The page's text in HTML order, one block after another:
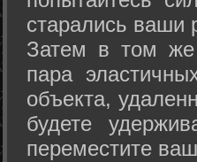
старались ваши
Затем в том же
пара
объекта,
будете
переместите